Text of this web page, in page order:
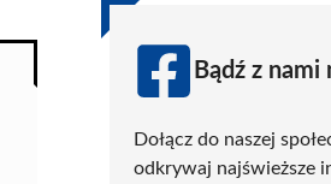
Bądź z nami
Dołącz do naszej
odkrywaj najświeższe